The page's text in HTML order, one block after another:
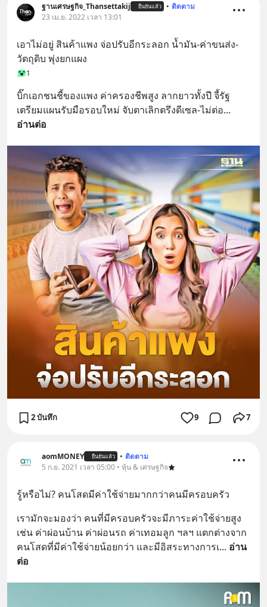
ฐานเศรษฐกิจ_Thansettakij ยืนยันแล้ว • ติดตาม
23 เม.ย. 2022 เวลา 13:01
เอาไม่อยู่ สินค้าแพง จ่อปรับอีกระลอก นํ้ามัน-ค่าขนส่ง-
วัตถุดิบ พุ่งยกแผง
1
บิ๊กเอกชนชี้ของแพง ค่าครองชีพสูง ลากยาวทั้งปี จี้รัฐ
เตรียมแผนรับมือรอบใหม่ จับตาเลิกตรึงดีเซล-ไม่ต่อ
อ่านต่อ
2 บันทึก 9 7
aomMONEY ยืนยันแล้ว • ติดตาม
5 ก.ย. 2021 เวลา 05:00 • หุ้น & เศรษฐกิจ
รู้หรือไม่? คนโสดมีค่าใช้จ่ายมากกว่าคนมีครอบครัว
เรามักจะมองว่า คนที่มีครอบครัวจะมีภาระค่าใช้จ่ายสูง
เช่น ค่าผ่อนบ้าน ค่าผ่อนรถ ค่าเทอมลูก ฯลฯ แตกต่างจาก
คนโสดที่มีค่าใช้จ่ายน้อยกว่า และมีอิสระทางการเ... อ่าน
ต่อ